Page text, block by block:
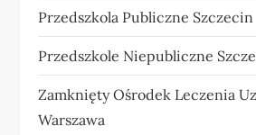
Przedszkola Publiczne Szczecin
Przedszkole Niepubliczne
Zamknięty Ośrodek Leczenia
Warszawa